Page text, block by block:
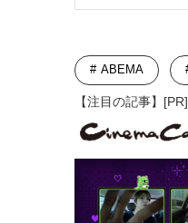
ABEMA
【注目の記事】[PR]